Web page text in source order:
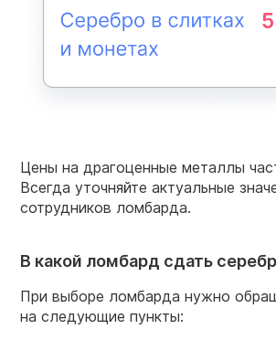
Цены на драгоценные металлы
Всегда уточняйте актуальные
сотрудников ломбарда.
В какой ломбард сдать
При выборе ломбарда нужно
на следующие пункты: